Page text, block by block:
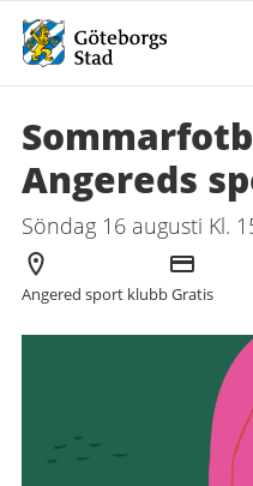
Angereds
Söndag 16 augusti Kl.
Arrangör
Angered sport klubb
Kostnad
Gratis